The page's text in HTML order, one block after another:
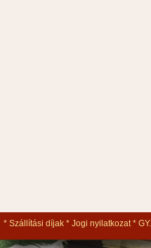
Szállítási díjak Jogi nyilatkozat